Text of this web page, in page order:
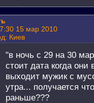
15 мар 2010
Киев
"в ночь с 29 на 30
стоит дата когда
выходит мужик с
утра... получается
раньше???